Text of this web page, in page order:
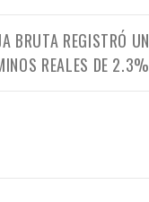
BRUTA REGISTRÓ UN
REALES DE 2.3%